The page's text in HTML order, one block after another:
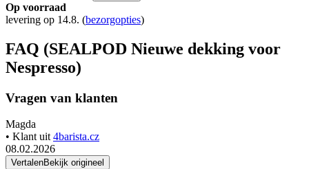
Op voorraad
levering op 14.8. (bezorgopties)
FAQ (SEALPOD Nieuwe dekking voor
Nespresso)
Vragen van klanten
Magda
• Klant uit4barista.cz
08.02.2026
VertalenBekijk origineel